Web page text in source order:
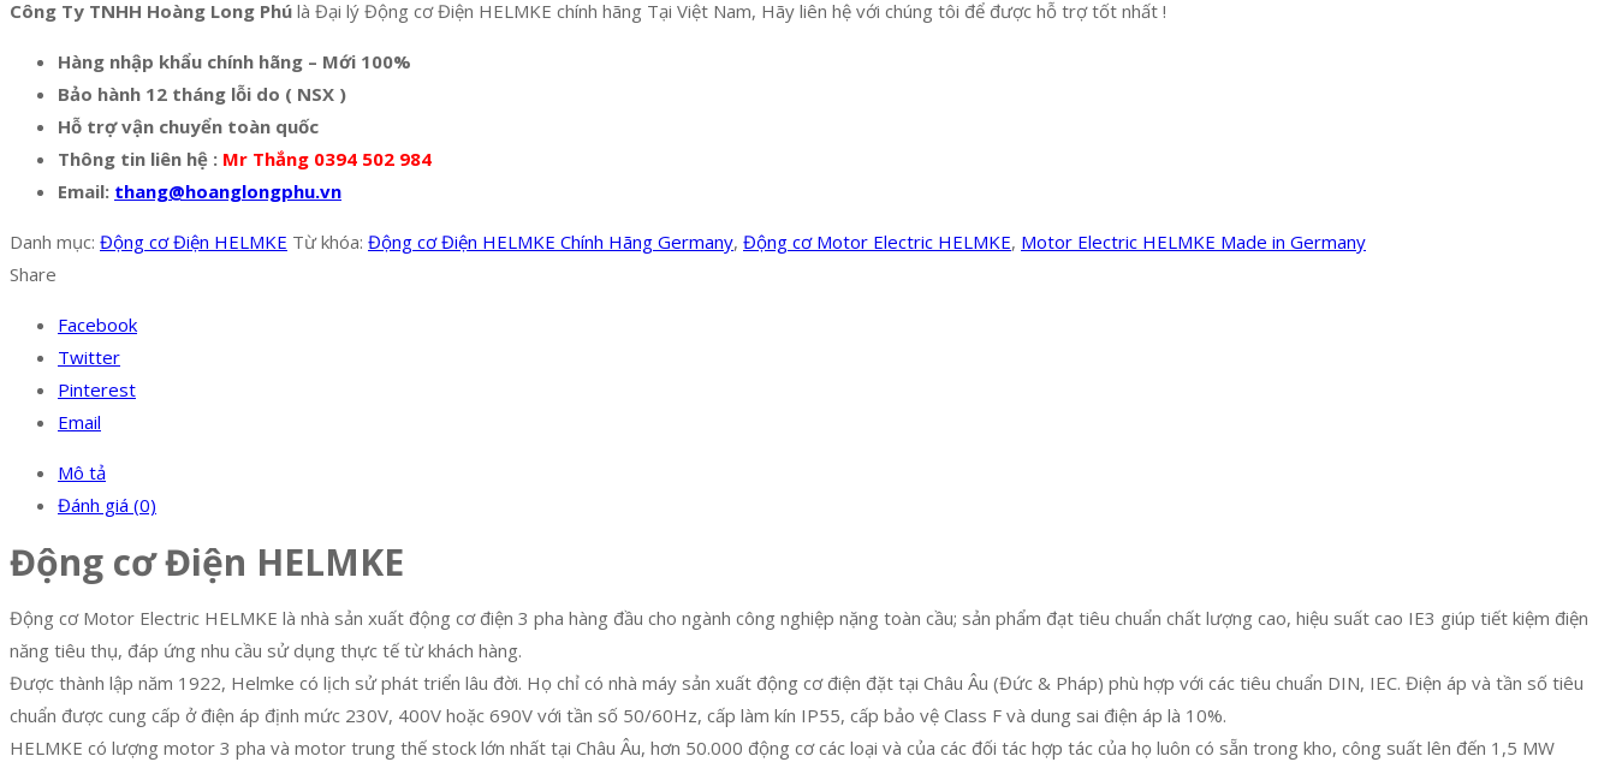
Công Ty TNHH Hoàng Long Phú là Đại lý Động cơ Điện HELMKE chính hãng Tại Việt Nam, Hãy liên hệ với chúng tôi để được hỗ trợ tốt nhất !
Hàng nhập khẩu chính hãng – Mới 100%
Bảo hành 12 tháng lỗi do ( NSX )
Hỗ trợ vận chuyển toàn quốc
Thông tin liên hệ : Mr Thắng 0394 502 984
Email: thang@hoanglongphu.vn
Danh mục: Động cơ Điện HELMKE Từ khóa: Động cơ Điện HELMKE Chính Hãng Germany, Động cơ Motor Electric HELMKE, Motor Electric HELMKE Made in Germany
Share
Facebook
Twitter
Pinterest
Email
Mô tả
Đánh giá (0)
Động cơ Điện HELMKE
Động cơ Motor Electric HELMKE là nhà sản xuất động cơ điện 3 pha hàng đầu cho ngành công nghiệp nặng toàn cầu; sản phẩm đạt tiêu chuẩn chất lượng cao, hiệu suất cao IE3 giúp tiết kiệm điện
năng tiêu thụ, đáp ứng nhu cầu sử dụng thực tế từ khách hàng.
Được thành lập năm 1922, Helmke có lịch sử phát triển lâu đời. Họ chỉ có nhà máy sản xuất động cơ điện đặt tại Châu Âu (Đức & Pháp) phù hợp với các tiêu chuẩn DIN, IEC. Điện áp và tần số tiêu
chuẩn được cung cấp ở điện áp định mức 230V, 400V hoặc 690V với tần số 50/60Hz, cấp làm kín IP55, cấp bảo vệ Class F và dung sai điện áp là 10%.
HELMKE có lượng motor 3 pha và motor trung thế stock lớn nhất tại Châu Âu, hơn 50.000 động cơ các loại và của các đối tác hợp tác của họ luôn có sẵn trong kho, công suất lên đến 1,5 MW